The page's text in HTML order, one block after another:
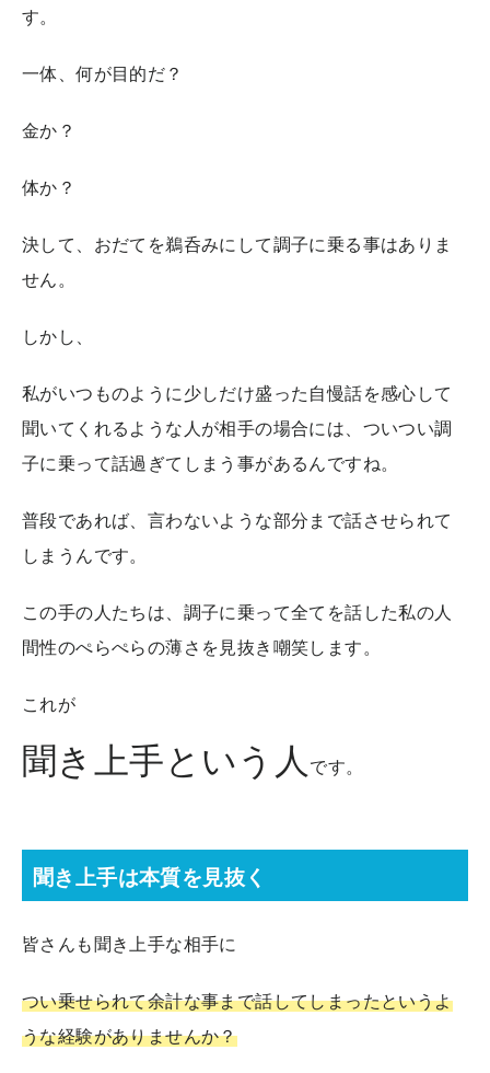
す。
一体、何が目的だ？
金か？
体か？
決して、おだてを鵜呑みにして調子に乗る事はありま
せん。
しかし、
私がいつものように少しだけ盛った自慢話を感心して
聞いてくれるような人が相手の場合には、ついつい調
子に乗って話過ぎてしまう事があるんですね。
普段であれば、言わないような部分まで話させられて
しまうんです。
この手の人たちは、調子に乗って全てを話した私の人
間性のぺらぺらの薄さを見抜き嘲笑します。
これが
聞き上手という人 です。
聞き上手は本質を見抜く
皆さんも聞き上手な相手に
つい乗せられて余計な事まで話してしまったというよ
うな経験がありませんか？